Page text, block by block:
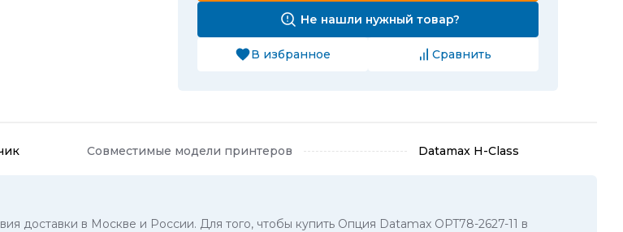
Не нашли нужный товар?
В избранное Сравнить
Совместимые модели принтеров
Datamax H-Class
доставки в Москве и России. Для того, чтобы купить Опция Datamax OPT78-2627-11 в